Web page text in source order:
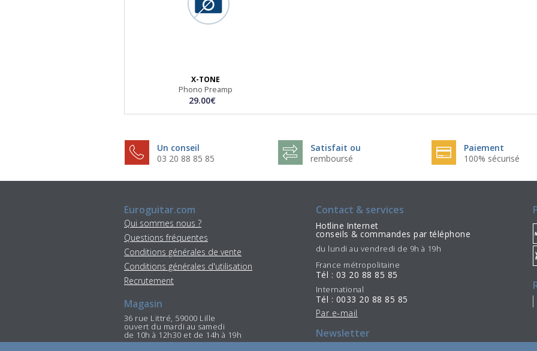
X-TONE
Phono Preamp
29.00€
Un conseil
03 20 88 85 85
Satisfait ou
remboursé
Paiement
100% sécurisé
Euroguitar.com
Qui sommes nous ?
Questions fréquentes
Conditions générales de vente
Conditions générales d'utilisation
Recrutement
Magasin
36 rue Littré, 59000 Lille
ouvert du mardi au samedi
de 10h à 12h30 et de 14h à 19h
Contact & services
Hotline Internet
conseils & commandes par téléphone
du lundi au vendredi de 9h à 19h
France métropolitaine
Tél : 03 20 88 85 85
International
Tél : 0033 20 88 85 85
Par e-mail
Newsletter